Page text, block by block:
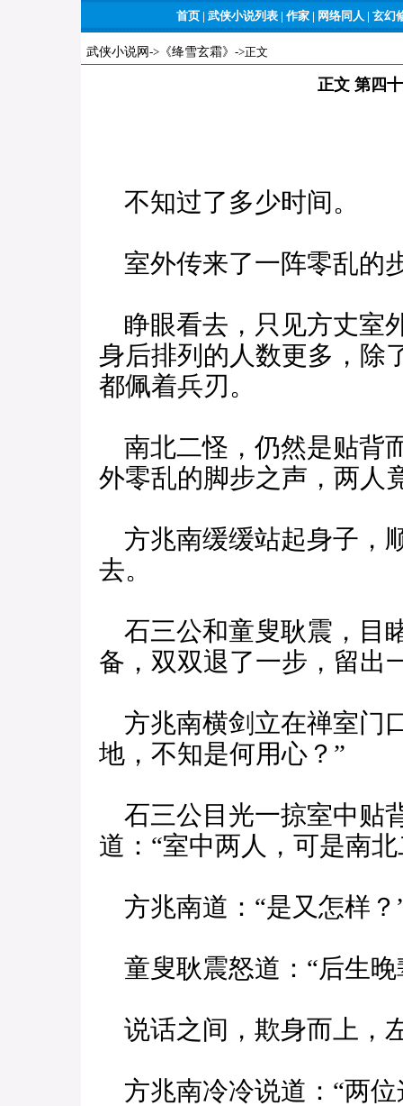
首页 | 武侠小说列表 | 作家 | 网络同人 | 玄幻
武侠小说网 -> 《绛雪玄霜》 ->正文
正文 第四
不知过了多少时间。
室外传来了一阵零乱的
睁眼看去，只见方丈室
身后排列的人数更多，除
都佩着兵刃。
南北二怪，仍然是贴背
外零乱的脚步之声，两人
方兆南缓缓站起身子，
去。
石三公和童叟耿震，目
备，双双退了一步，留出
方兆南横剑立在禅室门
地，不知是何用心？”
石三公目光一掠室中贴
道：“室中两人，可是南
方兆南道：“是又怎样？
童叟耿震怒道：“后生晚
说话之间，欺身而上，
方兆南冷冷说道：“两